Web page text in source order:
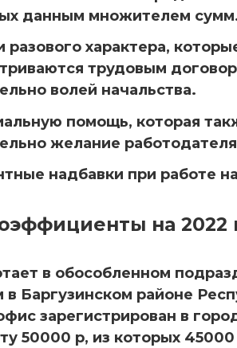
данным множителем
разового характера,
трудовым
волей начальства.
помощь, которая
желание
надбавки при работе
на 2022
в обособленном
Баргузинском районе
зарегистрирован в
50000 р, из которых